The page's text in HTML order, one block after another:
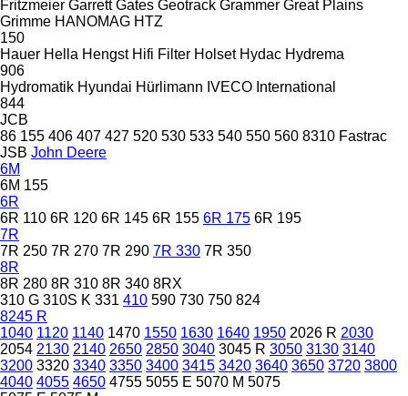
Fritzmeier Garrett Gates Geotrack Grammer Great Plains
Grimme HANOMAG HTZ
150
Hauer Hella Hengst Hifi Filter Holset Hydac Hydrema
906
Hydromatik Hyundai Hürlimann IVECO International
844
JCB
86 155 406 407 427 520 530 533 540 550 560 8310 Fastrac
JSB John Deere
6M
6M 155
6R
6R 110 6R 120 6R 145 6R 155 6R 175 6R 195
7R
7R 250 7R 270 7R 290 7R 330 7R 350
8R
8R 280 8R 310 8R 340 8RX
310 G 310S K 331 410 590 730 750 824
8245 R
1040 1120 1140 1470 1550 1630 1640 1950 2026 R 2030
2054 2130 2140 2650 2850 3040 3045 R 3050 3130 3140
3200 3320 3340 3350 3400 3415 3420 3640 3650 3720 3800
4040 4055 4650 4755 5055 E 5070 M 5075